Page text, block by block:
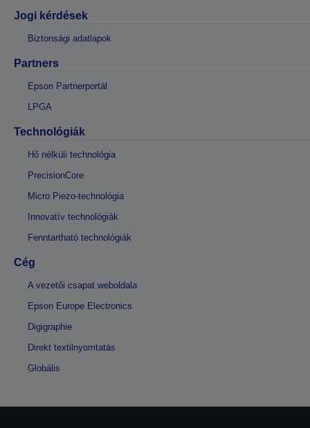
Jogi kérdések
Biztonsági adatlapok
Partners
Epson Partnerportál
LPGA
Technológiák
Hő nélküli technológia
PrecisionCore
Micro Piezo-technológia
Innovatív technológiák
Fenntartható technológiák
Cég
A vezetői csapat weboldala
Epson Europe Electronics
Digigraphie
Direkt textilnyomtatás
Globális